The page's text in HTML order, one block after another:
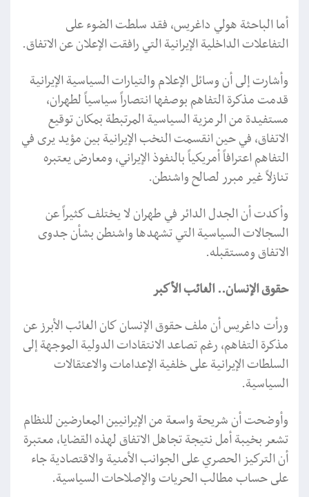
أما الباحثة هولي داغريس، فقد سلطت الضوء على
التفاعلات الداخلية الإيرانية التي رافقت الإعلان عن الاتفاق.
وأشارت إلى أن وسائل الإعلام والتيارات السياسية الإيرانية
قدمت مذكرة التفاهم بوصفها انتصاراً سياسياً لطهران،
مستفيدة من الرمزية السياسية المرتبطة بمكان توقيع
الاتفاق، في حين انقسمت النخب الإيرانية بين مؤيد يرى في
التفاهم اعترافاً أمريكياً بالنفوذ الإيراني، ومعارض يعتبره
تنازلاً غير مبرر لصالح واشنطن.
وأكدت أن الجدل الدائر في طهران لا يختلف كثيراً عن
السجالات السياسية التي تشهدها واشنطن بشأن جدوى
الاتفاق ومستقبله.
حقوق الإنسان.. الغائب الأكبر
ورأت داغريس أن ملف حقوق الإنسان كان الغائب الأبرز عن
مذكرة التفاهم، رغم تصاعد الانتقادات الدولية الموجهة إلى
السلطات الإيرانية على خلفية الإعدامات والاعتقالات
السياسية.
وأوضحت أن شريحة واسعة من الإيرانيين المعارضين للنظام
تشعر بخيبة أمل نتيجة تجاهل الاتفاق لهذه القضايا، معتبرة
أن التركيز الحصري على الجوانب الأمنية والاقتصادية جاء
على حساب مطالب الحريات والإصلاحات السياسية.